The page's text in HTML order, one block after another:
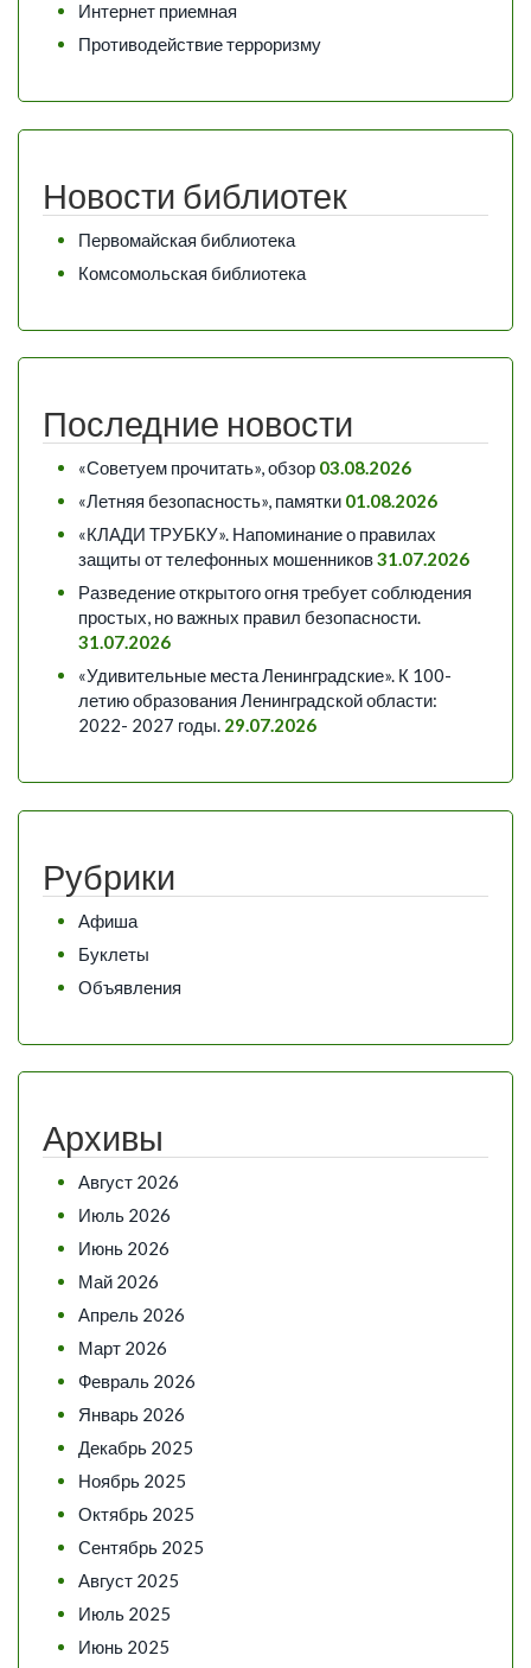
Интернет приемная
Противодействие терроризму
Новости библиотек
Первомайская библиотека
Комсомольская библиотека
Последние новости
«Советуем прочитать», обзор 03.08.2026
«Летняя безопасность», памятки 01.08.2026
«КЛАДИ ТРУБКУ». Напоминание о правилах
защиты от телефонных мошенников31.07.2026
Разведение открытого огня требует соблюдения
простых, но важных правил безопасности.
31.07.2026
«Удивительные места Ленинградские». К 100-
летию образования Ленинградской области:
2022- 2027 годы. 29.07.2026
Рубрики
Афиша
Буклеты
Объявления
Архивы
Август 2026
Июль 2026
Июнь 2026
Май 2026
Апрель 2026
Март 2026
Февраль 2026
Январь 2026
Декабрь 2025
Ноябрь 2025
Октябрь 2025
Сентябрь 2025
Август 2025
Июль 2025
Июнь 2025